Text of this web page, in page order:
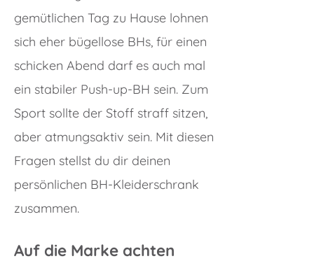
gemütlichen Tag zu Hause lohnen
sich eher bügellose BHs, für einen
schicken Abend darf es auch mal
ein stabiler Push-up-BH sein. Zum
Sport sollte der Stoff straff sitzen,
aber atmungsaktiv sein. Mit diesen
Fragen stellst du dir deinen
persönlichen BH-Kleiderschrank
zusammen.
Auf die Marke achten